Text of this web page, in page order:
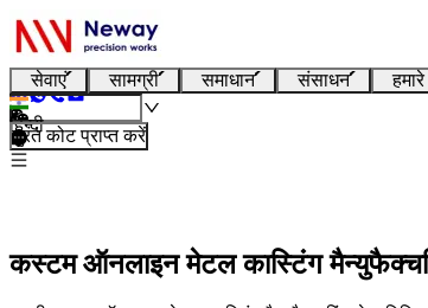
सेवाएं सामग्री समाधान संसाधन
हिन्दी
तुरंत कोट प्राप्त करें
कस्टम ऑनलाइन मेटल कास्टिंग